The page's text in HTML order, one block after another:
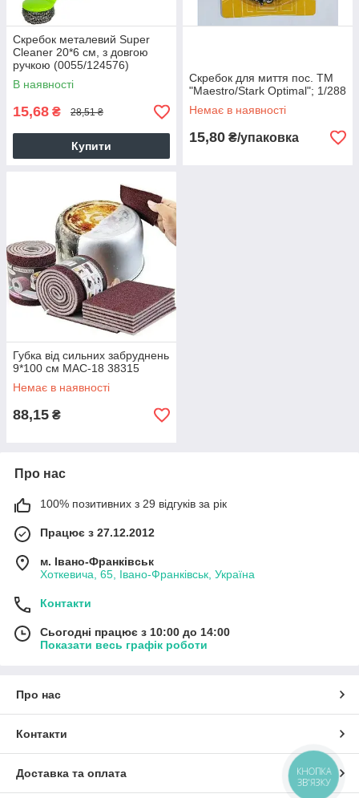
Скребок металевий Super
Cleaner 20*6 см, з довгою
ручкою (0055/124576)
В наявності
15,68 ₴ 28,51 ₴
Купити
Скребок для миття пос. ТМ
"Maestro/Stark Optimal"; 1/288
Немає в наявності
15,80 ₴/упаковка
Губка від сильних забруднень
9*100 см MAC-18 38315
Немає в наявності
88,15 ₴
Про нас
100% позитивних з 29 відгуків за рік
Працює з 27.12.2012
м. Івано-Франківськ
Хоткевича, 65, Івано-Франківськ, Україна
Контакти
Сьогодні працює з 10:00 до 14:00
Показати весь графік роботи
Про нас
Контакти
Доставка та оплата
КНОПКА
ЗВ'ЯЗКУ